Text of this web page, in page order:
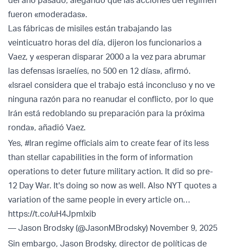
fueron «moderadas».
Las fábricas de misiles están trabajando las
veinticuatro horas del día, dijeron los funcionarios a
Vaez, y «esperan disparar 2000 a la vez para abrumar
las defensas israelíes, no 500 en 12 días», afirmó.
«Israel considera que el trabajo está inconcluso y no ve
ninguna razón para no reanudar el conflicto, por lo que
Irán está redoblando su preparación para la próxima
ronda», añadió Vaez.
Yes, #Iran regime officials aim to create fear of its less
than stellar capabilities in the form of information
operations to deter future military action. It did so pre-
12 Day War. It's doing so now as well. Also NYT quotes a
variation of the same people in every article on…
https://t.co/uH4Jpmlxib
— Jason Brodsky (@JasonMBrodsky) November 9, 2025
Sin embargo, Jason Brodsky, director de políticas de